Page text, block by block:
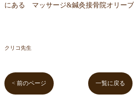
にある マッサージ&鍼灸接骨院オリーブ
クリコ先生
< 前のページ 一覧に戻る